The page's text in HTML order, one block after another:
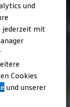
und
jederzeit mit
Cookies
und unserer